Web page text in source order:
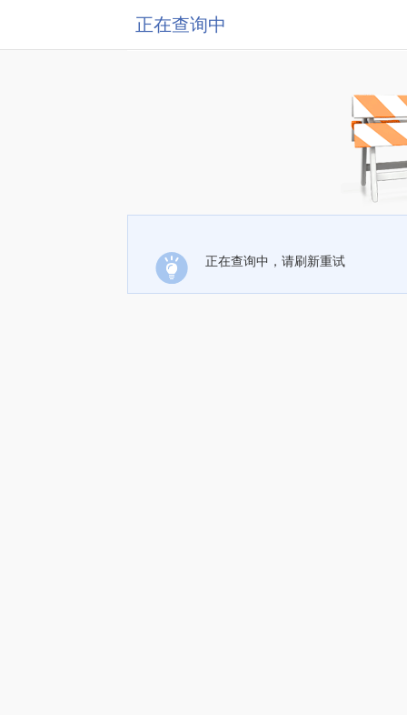
正在查询中
正在查询中，请刷新重试